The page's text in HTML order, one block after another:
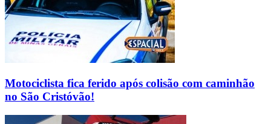
Motociclista fica ferido após colisão com caminhão
no São Cristóvão!